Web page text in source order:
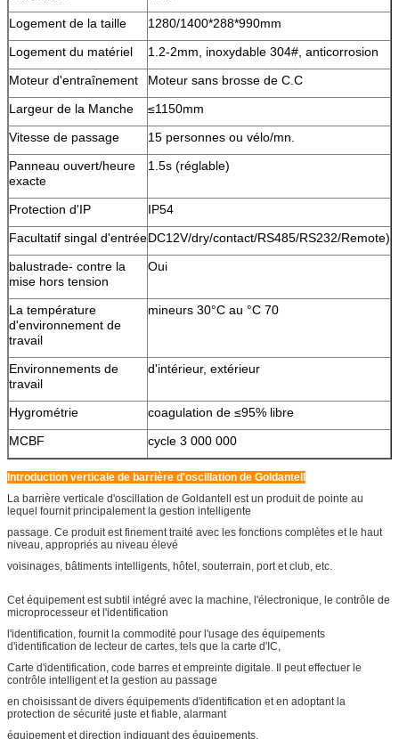
Logement de la taille
1280/1400*288*990mm
Logement du matériel
1.2-2mm, inoxydable 304#, anticorrosion
Moteur d'entraînement
Moteur sans brosse de C.C
Largeur de la Manche
≤1150mm
Vitesse de passage
15 personnes ou vélo/mn.
Panneau ouvert/heure
exacte
1.5s (réglable)
Protection d'IP
IP54
Facultatif singal d'entréeDC12V/dry/contact/RS485/RS232/Remote)
balustrade- contre la
mise hors tension
Oui
La température
d'environnement de
travail
mineurs 30°C au °C 70
Environnements de
travail
d'intérieur, extérieur
Hygrométrie
coagulation de ≤95% libre
MCBF
cycle 3 000 000
Introduction verticale de barrière d'oscillation de Goldantell
La barrière verticale d'oscillation de Goldantell est un produit de pointe au
lequel fournit principalement la gestion intelligente
passage. Ce produit est finement traité avec les fonctions complètes et le haut
niveau, appropriés au niveau élevé
voisinages, bâtiments intelligents, hôtel, souterrain, port et club, etc.
Cet équipement est subtil intégré avec la machine, l'électronique, le contrôle de
microprocesseur et l'identification
l'identification, fournit la commodité pour l'usage des équipements
d'identification de lecteur de cartes, tels que la carte d'IC,
Carte d'identification, code barres et empreinte digitale. Il peut effectuer le
contrôle intelligent et la gestion au passage
en choisissant de divers équipements d'identification et en adoptant la
protection de sécurité juste et fiable, alarmant
équipement et direction indiquant des équipements.